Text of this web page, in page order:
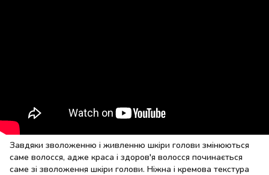
Завдяки зволоженню і живленню шкіри голови змінюються
саме волосся, адже краса і здоров'я волосся починається
саме зі зволоження шкіри голови. Ніжна і кремова текстура